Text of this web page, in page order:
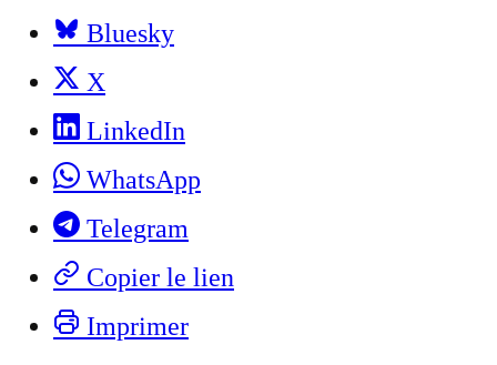
Bluesky
X
LinkedIn
WhatsApp
Telegram
Copier le lien
Imprimer